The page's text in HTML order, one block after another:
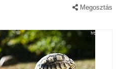
Megosztás